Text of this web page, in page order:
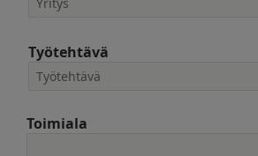
Työtehtävä
Toimiala